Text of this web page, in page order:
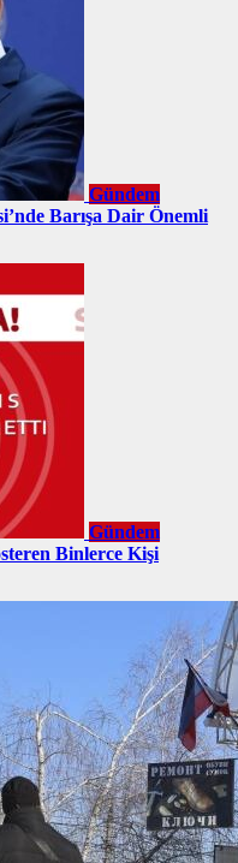
Gündem
Barışa Dair Önemli
Gündem
Binlerce Kişi